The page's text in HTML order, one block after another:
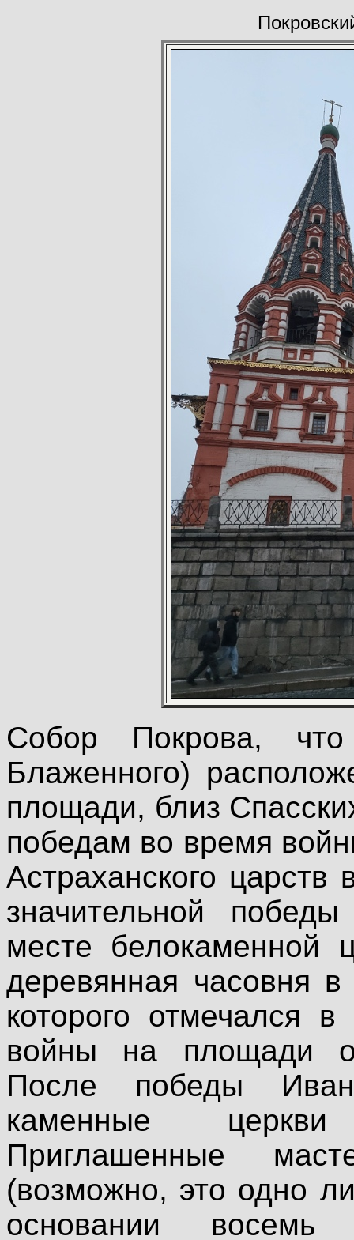
Собор Покрова,
Блаженного)
площади, близ
победам во время
Астраханского царств
значительной
месте белокаменной
деревянная часовня в
которого отмечался
войны на площади
После победы
каменные
Приглашенные
(возможно, это одно
основании восемь